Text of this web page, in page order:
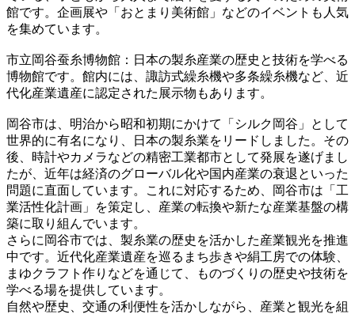
館です。企画展や「おとまり美術館」などのイベントも人気
を集めています。
市立岡谷蚕糸博物館：日本の製糸産業の歴史と技術を学べる
博物館です。館内には、諏訪式繰糸機や多条繰糸機など、近
代化産業遺産に認定された展示物もあります。
岡谷市は、明治から昭和初期にかけて「シルク岡谷」として
世界的に有名になり、日本の製糸業をリードしました。その
後、時計やカメラなどの精密工業都市として発展を遂げまし
たが、近年は経済のグローバル化や国内産業の衰退といった
問題に直面しています。これに対応するため、岡谷市は「工
業活性化計画」を策定し、産業の転換や新たな産業基盤の構
築に取り組んでいます。
さらに岡谷市では、製糸業の歴史を活かした産業観光を推進
中です。近代化産業遺産を巡るまち歩きや絹工房での体験、
まゆクラフト作りなどを通じて、ものづくりの歴史や技術を
学べる場を提供しています。
自然や歴史、交通の利便性を活かしながら、産業と観光を組